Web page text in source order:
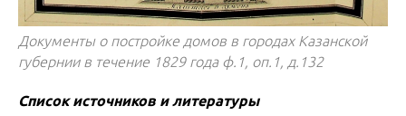
Документы о постройке домов в городах Казанской
губернии в течение 1829 года ф.1, оп.1, д.132
Список источников и литературы